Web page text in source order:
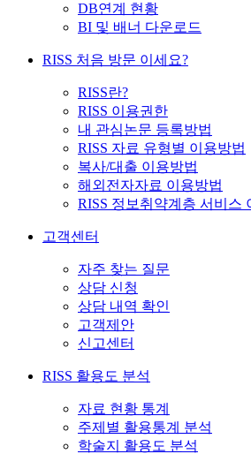
DB연계 현황
BI 및 배너 다운로드
RISS 처음 방문 이세요?
RISS란?
RISS 이용권한
내 관심논문 등록방법
RISS 자료 유형별 이용방법
복사/대출 이용방법
해외전자자료 이용방법
RISS 정보취약계층 서비스
고객센터
자주 찾는 질문
상담 신청
상담 내역 확인
고객제안
신고센터
RISS 활용도 분석
자료 현황 통계
주제별 활용통계 분석
학술지 활용도 분석